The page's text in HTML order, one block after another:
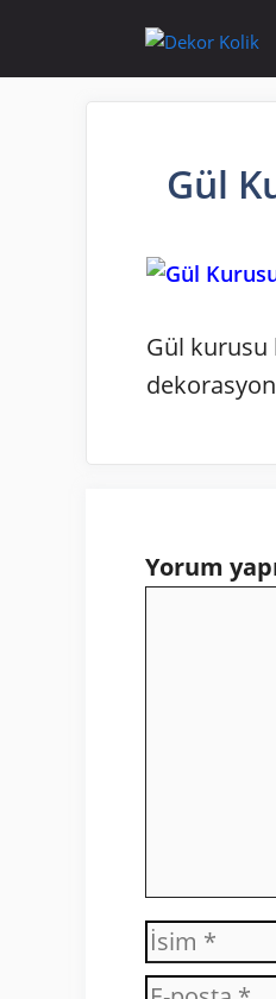
Gül
Gül kurusu
Yorum
İsim